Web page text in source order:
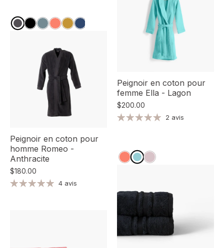
Peignoir en coton pour
homme Romeo -
Anthracite
$180.00
4 avis
Peignoir en coton pour
femme Ella - Lagon
$200.00
2 avis